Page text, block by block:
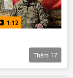
1:12
Thêm 17